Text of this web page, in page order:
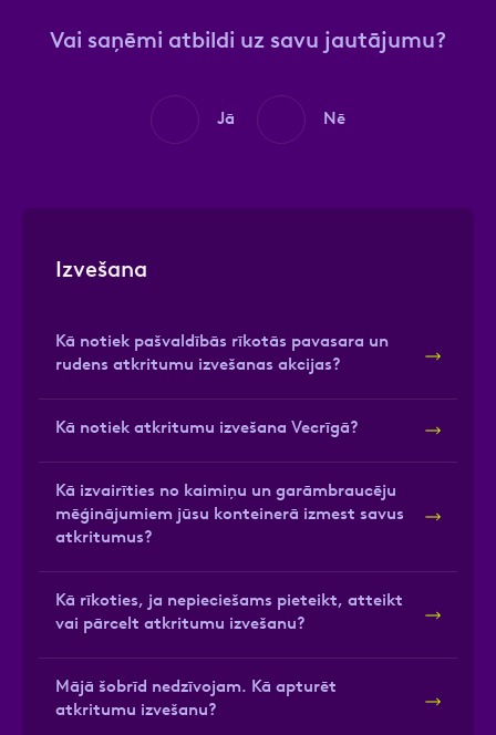
Izvešana
Kā notiek pašvaldībās rīkotās pavasara un
rudens atkritumu izvešanas akcijas?
Kā notiek atkritumu izvešana Vecrīgā?
Kā izvairīties no kaimiņu un garāmbraucēju
mēģinājumiem jūsu konteinerā izmest savus
atkritumus?
Kā rīkoties, ja nepieciešams pieteikt, atteikt
vai pārcelt atkritumu izvešanu?
Mājā šobrīd nedzīvojam. Kā apturēt
atkritumu izvešanu?
Vai saņēmi atbildi uz savu jautājumu?
Jā Nē